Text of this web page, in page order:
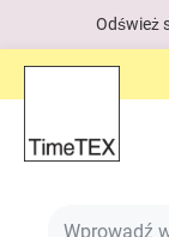
Odśwież